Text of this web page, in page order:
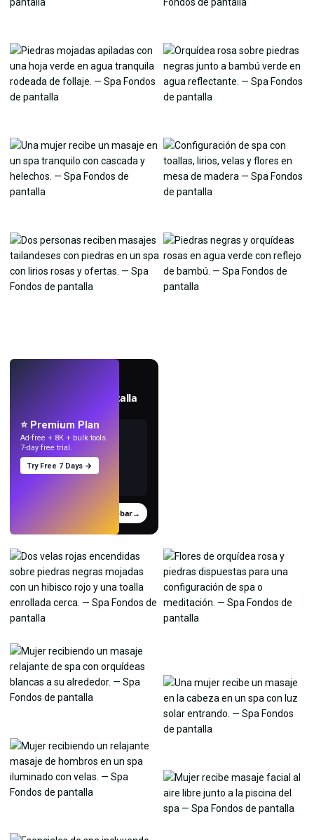
Crea fondos de pantalla
Probar→
⭐ Premium Plan
Ad-free + 8K + bulk tools.
7-day free trial.
Try Free 7 Days →